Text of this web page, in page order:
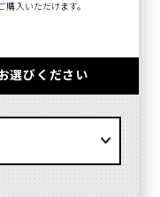
購入いただけます。
選びください